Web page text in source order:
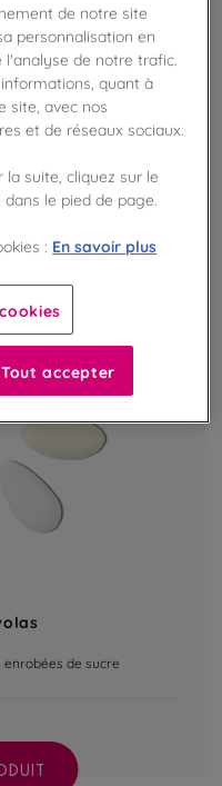
Pérou
de sucre
de notre site
personnalisation en
de notre trafic.
quant à
site, avec nos
et de réseaux sociaux.
suite, cliquez sur le
le pied de page.
: En savoir plus
Tout accepter